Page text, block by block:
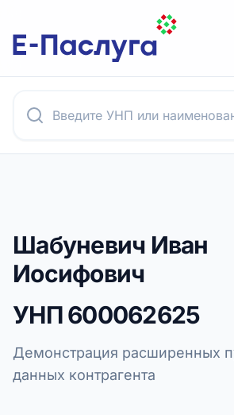
Шабуневич Иван
Иосифович
УНП600062625
Демонстрация расширенных
данных контрагента